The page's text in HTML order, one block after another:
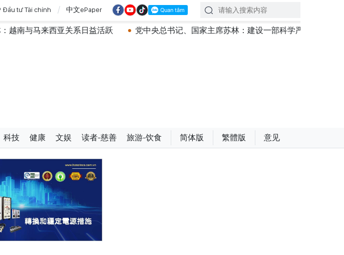
Đầu tư Tài chính 中文ePaper
西亚关系日益活跃 党中央总书记、国家主席苏林：建设一部科学严谨、简明精炼、便于执
科技 健康 文娱 读者-慈善 旅游-饮食 简体版 繁體版 意见